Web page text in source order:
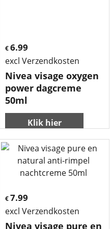
€6.99
excl Verzendkosten
Nivea visage oxygen
power dagcreme
50ml
Klik hier
€7.99
excl Verzendkosten
Nivea visage pure en